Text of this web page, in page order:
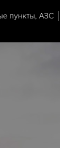
пункты, АЗС